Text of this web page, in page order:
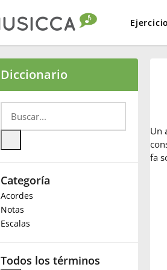
Български
Deutsch
Español
Diccionario
Categoría
Acordes
Notas
Escalas
Todos los términos
Un
fa